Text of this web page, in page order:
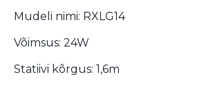
Mudeli nimi: RXLG14
Võimsus: 24W
Statiivi kõrgus: 1,6m